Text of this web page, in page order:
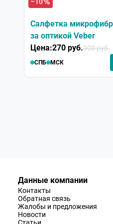
предложения Вы
принято к
обратной
Николай
Салфетка
за оптикой Veber
Цена:270 руб.300 руб.
СПБ МСК
Данные компании
Контакты
Обратная связь
Жалобы и предложения
Новости